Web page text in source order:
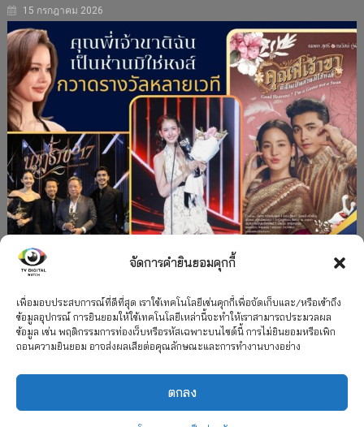
จัดการคำยินยอมคุกกี้
เพื่อมอบประสบการณ์ที่ดีที่สุด เราใช้เทคโนโลยีเช่นคุกกี้เพื่อจัดเก็บและ/หรือเข้าถึง
ข้อมูลอุปกรณ์ การยินยอมให้ใช้เทคโนโลยีเหล่านี้จะทำให้เราสามารถประมวลผล
ข้อมูล เช่น พฤติกรรมการท่องเว็บหรือรหัสเฉพาะบนไซต์นี้ การไม่ยินยอมหรือเพิก
ถอนความยินยอม อาจส่งผลเสียต่อคุณลักษณะและการทำงานบางอย่าง
ตกลง
15 กรกฎาคม 2026
”คุณพี่เจ้าขาดิฉันเป็นห่านมิใช่หงส์” กวาดรางวัล
เพียบ จาก 8 เวที
2026 TV Digital Watch All Rights Reserved.